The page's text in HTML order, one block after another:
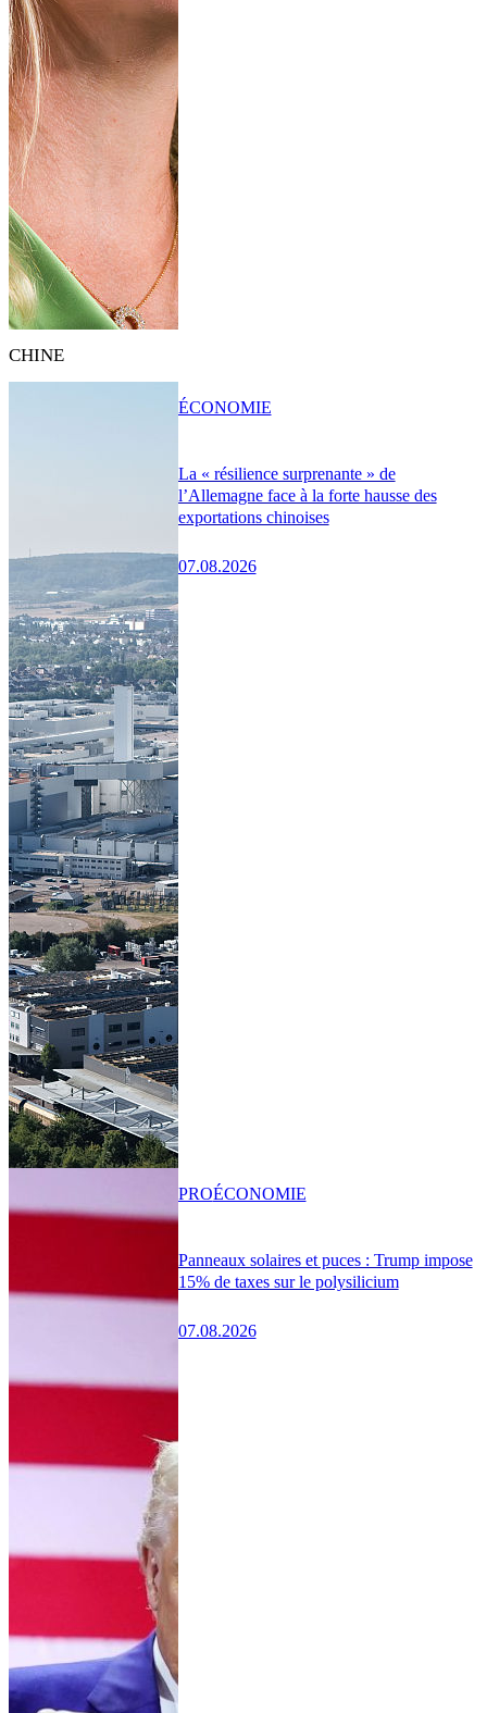
CHINE
La « résilience surprenante » de
l’Allemagne face à la forte hausse des
exportations chinoises
07.08.2026
ÉCONOMIE
Panneaux solaires et puces : Trump impose
15% de taxes sur le polysilicium
07.08.2026
PROÉCONOMIE